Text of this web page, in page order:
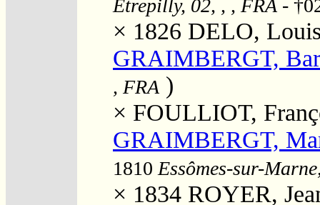
Etrepilly, 02, , , FRA -
× 1826 DELO,
GRAIMBERGT,
, FRA )
× FOULLIOT,
GRAIMBERGT,
1810 Essômes-sur-
× 1834 ROYER,